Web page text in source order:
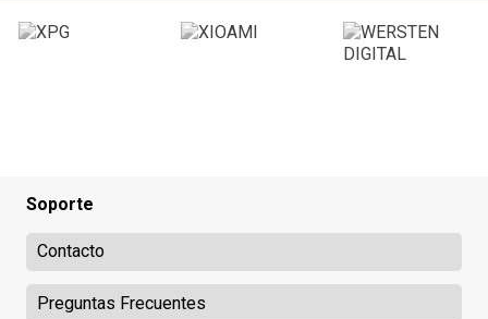
Soporte
Contacto
Preguntas Frecuentes